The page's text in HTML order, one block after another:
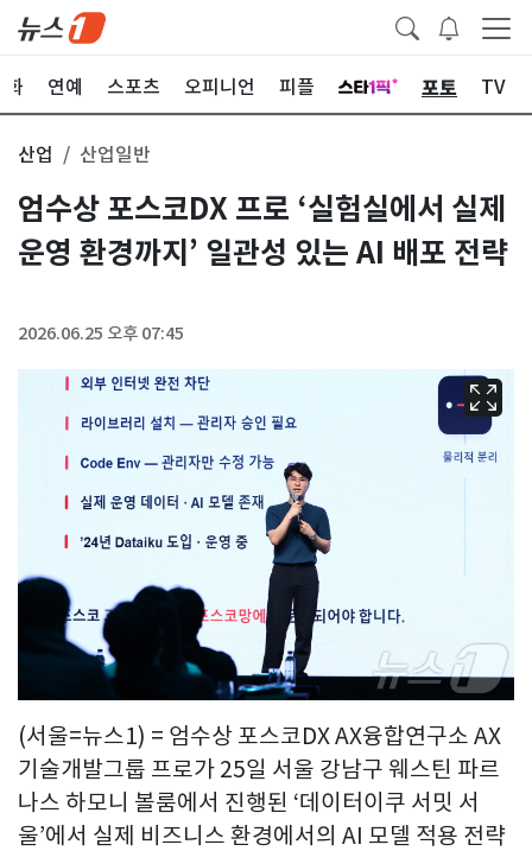
화 연예 스포츠 오피니언 피플 포토 TV
산업 산업일반
엄수상 포스코DX 프로 ‘실험실에서 실제
운영 환경까지’ 일관성 있는 AI 배포 전략
2026.06.25 오후 07:45
(서울=뉴스1) = 엄수상 포스코DX AX융합연구소 AX
기술개발그룹 프로가 25일 서울 강남구 웨스틴 파르
나스 하모니 볼룸에서 진행된 ‘데이터이쿠 서밋 서
울’에서 실제 비즈니스 환경에서의 AI 모델 적용 전략